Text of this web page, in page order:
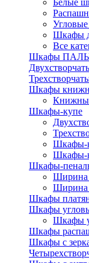
Белые
Шкафы
Все
Шкафы
Шкафы
Шкафы-купе
Шкафы-
Шкафы-
Шкафы-
Ширина
Ширина
Шкафы
Шкафы
Шкафы
Шкафы
Шкафы с